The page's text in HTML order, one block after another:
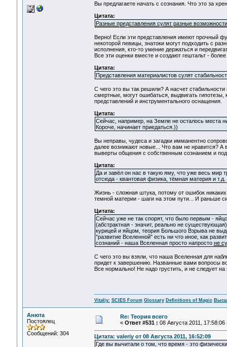
Вы предлагаете начать с сознания. Что это за
Цитата:
Разные представления сулят разные
Верно! Если эти представления имеют прочный
некоторой певицы, знатоки могут подходить с
исполнения, кто-то умение держаться и
Все эти оценки вместе и создают гештальт -
Цитата:
Представления материалистов сулят
C чего это вы так решили? А насчет
смертные, могут ошибаться, выдвигать
представлений и инструментального оснащения.
Цитата:
Сейчас, например, на Земле не осталось места
Короче, начинает приедаться.))
Вы неправы, чудеса и загадки имманентно
далее возникают новые... Что вам не нравится? А
выверты общения с собственным сознанием и
Цитата:
Да и завёл он нас в такую яму, что уже весь
отсюда - квантовая физика, тёмная материя и
Жизнь - сложная штука, потому от ошибок
темной материи - шаги на этом пути... И раньше
Цитата:
Сейчас уже не так спорят, что было первым -
(абстрактная - значит, реально не
курицей и яйцом, теория Большого Взрыва не
"развитие Вселенной" есть ни что иное, как
сознаний - наша Вселенная просто напросто не
С чего это вы взяли, что наша Вселенная для
придет к завершению. Названные вами вопросы
Все нормально! Не надо грустить, и не следует
Vitaliy: SCIES Forum Glossary Definitions of Magic
Анюта
Постоялец
Сообщений: 304
Re: Теория всего
« Ответ #531 : 08 Августа 2011, 17:58:06
Цитата: valeriy от 08 Августа 2011, 16:52:09
Где вы вычитали о том, что время - это